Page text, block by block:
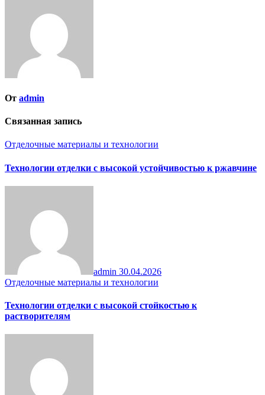
От admin
Связанная запись
Отделочные материалы и технологии
Технологии отделки с высокой устойчивостью к ржавчине
admin 30.04.2026
Отделочные материалы и технологии
Технологии отделки с высокой стойкостью к
растворителям